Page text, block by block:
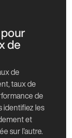
de
de
taux de
de
identifiez les
et
sur l’autre.